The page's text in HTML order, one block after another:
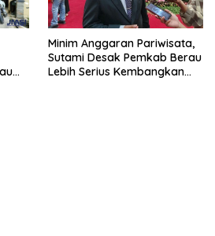
Minim Anggaran Pariwisata,
Sutami Desak Pemkab Berau
Lebih Serius Kembangkan